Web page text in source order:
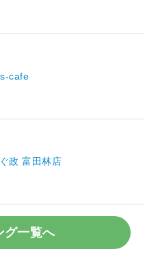
cafe
政 富田林店
グ一覧へ